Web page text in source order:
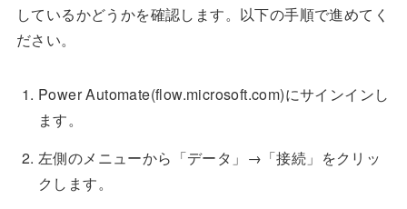
しているかどうかを確認します。以下の手順で進めてく
ださい。
Power Automate(flow.microsoft.com)にサインインし
ます。
左側のメニューから「データ」→「接続」をクリッ
クします。